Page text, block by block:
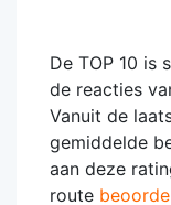
De TOP 10 is
de reacties
Vanuit de
gemiddelde
aan deze
route